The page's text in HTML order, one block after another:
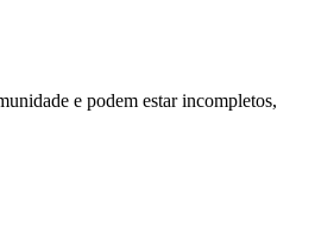
e podem estar incompletos,